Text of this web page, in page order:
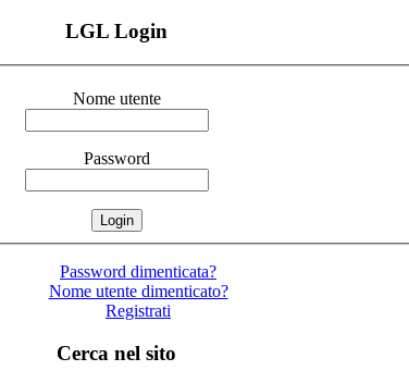
LGL Login
Nome utente
Password
Password dimenticata?
Nome utente dimenticato?
Registrati
Cerca nel sito